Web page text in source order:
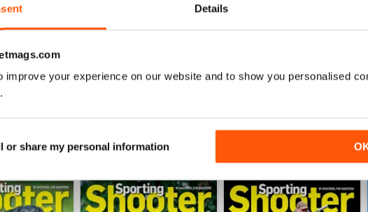
Details
improve your experience on our website and to show you personalised
or share my personal information
SHOOTER